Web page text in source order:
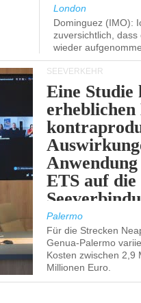
London
Dominguez (IMO):
zuversichtlich,
wieder
SEEVERKEHR
Eine Studie
ETS auf die
Palermo
Für die Strecken
Genua-Palermo
Kosten zwischen 2,9
Millionen Euro.